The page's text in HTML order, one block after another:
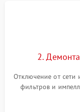
2.
Отключение от сети
фильтров и